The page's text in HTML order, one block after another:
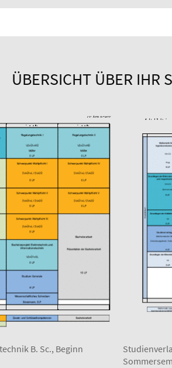
ÜBERSICHT ÜBER IHR
B. Sc., Beginn